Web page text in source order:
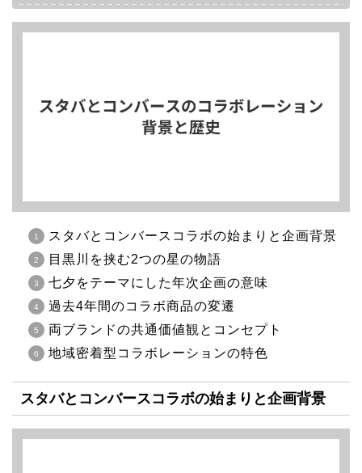
スタバとコンバースコラボの始まりと企画背景
目黒川を挟む2つの星の物語
七夕をテーマにした年次企画の意味
過去4年間のコラボ商品の変遷
両ブランドの共通価値観とコンセプト
地域密着型コラボレーションの特色
スタバとコンバースコラボの始まりと企画背景